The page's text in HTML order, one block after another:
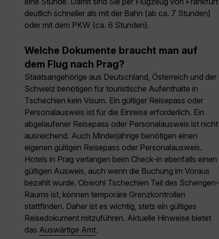
deutlich schneller als mit der Bahn (ab ca. 7 Stunden)
oder mit dem PKW (ca. 6 Stunden).
Welche Dokumente braucht man auf
dem Flug nach Prag?
Staatsangehörige aus Deutschland, Österreich und der
Schweiz benötigen für touristische Aufenthalte in
Tschechien kein Visum. Ein gültiger Reisepass oder
Personalausweis ist für die Einreise erforderlich. Ein
abgelaufener Reisepass oder Personalausweis ist nicht
ausreichend. Auch Minderjährige benötigen einen
eigenen gültigen Reisepass oder Personalausweis.
Hotels in Prag verlangen beim Check-in ebenfalls einen
gültigen Ausweis, auch wenn die Buchung im Voraus
bezahlt wurde. Obwohl Tschechien Teil des Schengen-
Raums ist, können temporäre Grenzkontrollen
stattfinden. Daher ist es wichtig, stets ein gültiges
Reisedokument mitzuführen. Aktuelle Hinweise bietet
das Auswärtige Amt.